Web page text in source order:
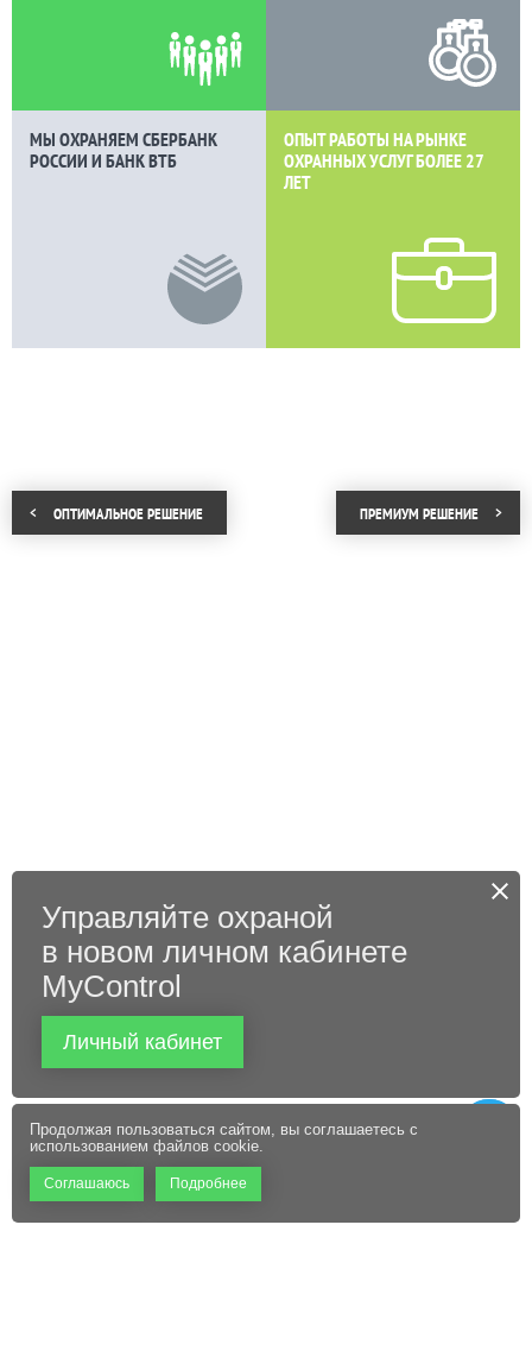
МЫ ОХРАНЯЕМ СБЕРБАНК
РОССИИ И БАНК ВТБ
ОПЫТ РАБОТЫ НА РЫНКЕ
ОХРАННЫХ УСЛУГ БОЛЕЕ 27
ЛЕТ
ОПТИМАЛЬНОЕ РЕШЕНИЕ ПРЕМИУМ РЕШЕНИЕ
Управляйте охраной
в новом личном кабинете
MyControl
Личный кабинет
Продолжая пользоваться сайтом, вы соглашаетесь с
использованием файлов cookie.
Соглашаюсь Подробнее